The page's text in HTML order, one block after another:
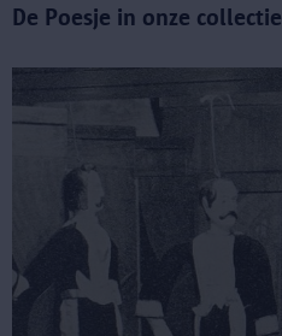
De Poesje in onze collectie